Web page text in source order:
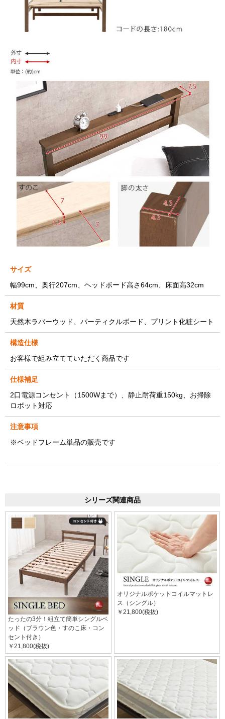
サイズ
幅99cm、奥行207cm、ヘッドボード高さ64cm、床面高32cm
材質
天然木ラバーウッド、パーティクルボード、プリント化粧シート
構造仕様
お客様で組み立てていただく商品です
仕様補足
2口電源コンセント（1500Wまで）、静止耐荷重150kg、お掃除
ロボット対応
注意事項
※ベッドフレーム単品の販売です
シリーズ関連商品
たったの3分！組立て簡単シングルベ
ッド（ブラウン色・すのこ床・コン
セント付き）
￥21,800(税抜)
オリジナルポケットコイルマットレ
ス（シングル）
￥21,800(税抜)